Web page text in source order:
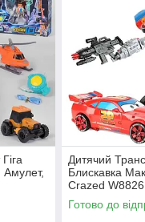
Амулет,
Дитячий
Блискавка
Crazed
машинка, 35 см
Готово до